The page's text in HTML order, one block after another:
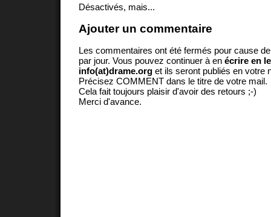
Désactivés, mais...
Ajouter un commentaire
Les commentaires ont été fermés pour cause
par jour. Vous pouvez continuer à en écrire en
info(at)drame.org et ils seront publiés en votre
Précisez COMMENT dans le titre de votre mail.
Cela fait toujours plaisir d'avoir des retours ;-)
Merci d'avance.